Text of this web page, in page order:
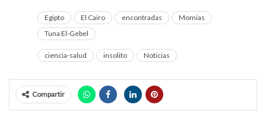
Egipto El Cairo encontradas
Momias
Tuna El-Gebel
ciencia-salud insolito Noticias
Compartir